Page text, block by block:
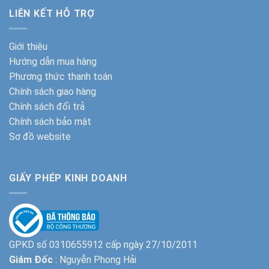
LIÊN KẾT HỖ TRỢ
Giới thiệu
Hướng dẫn mua hàng
Phương thức thanh toán
Chính sách giao hàng
Chính sách đổi trả
Chính sách bảo mật
Sơ đồ website
GIẤY PHÉP KINH DOANH
GPKD số 0310655912 cấp ngày 27/10/2011
Giám Đốc : Nguyễn Phong Hải